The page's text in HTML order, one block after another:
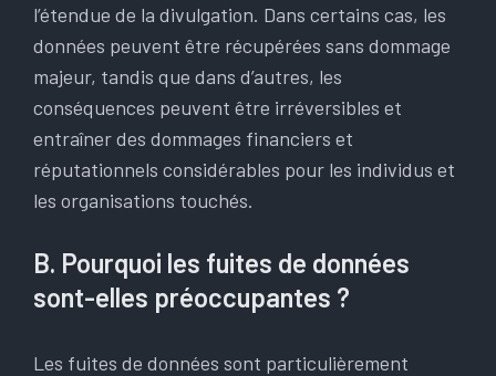
l’étendue de la divulgation. Dans certains cas, les
données peuvent être récupérées sans dommage
majeur, tandis que dans d’autres, les
conséquences peuvent être irréversibles et
entraîner des dommages financiers et
réputationnels considérables pour les individus et
les organisations touchés.
B. Pourquoi les fuites de données
sont-elles préoccupantes ?
Les fuites de données sont particulièrement